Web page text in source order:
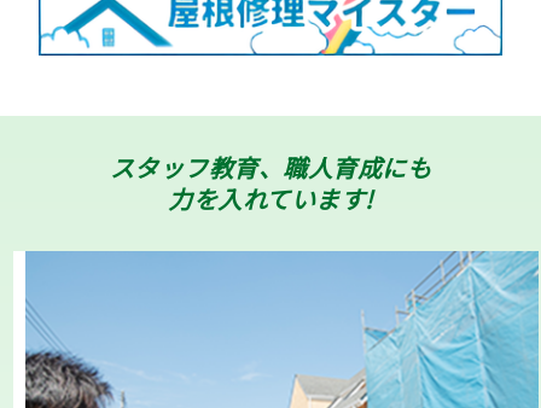
スタッフ教育、職人育成にも
力を入れています!